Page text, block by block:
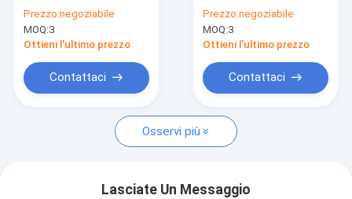
Controllo di qualità
Contattaci
Camera Module For
del LED HD
Prezzo:negoziabile
MOQ:3
Ottieni l'ultimo prezzo
Contattaci
IMX317
dell'interfaccia di
USB
Prezzo:negoziabile
MOQ:3
Ottieni l'ultimo prezzo
Contattaci
Osservi più
Lasciate Un Messaggio